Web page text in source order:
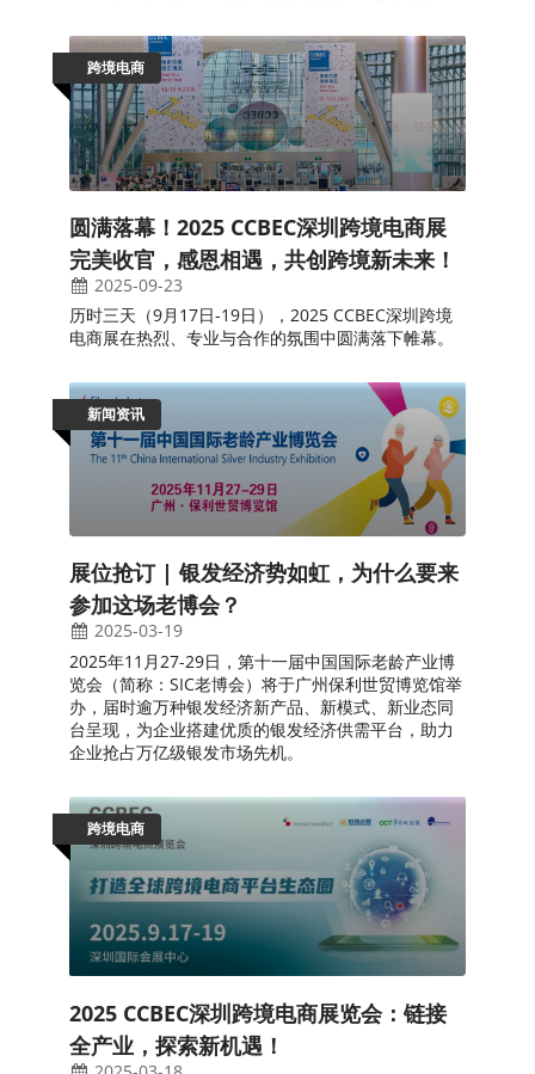
跨境电商
圆满落幕！2025 CCBEC深圳跨境电商展
完美收官，感恩相遇，共创跨境新未来！
2025-09-23
历时三天（9月17日-19日），2025 CCBEC深圳跨境
电商展在热烈、专业与合作的氛围中圆满落下帷幕。
新闻资讯
展位抢订 | 银发经济势如虹，为什么要来
参加这场老博会？
2025-03-19
2025年11月27-29日，第十一届中国国际老龄产业博
览会（简称：SIC老博会）将于广州保利世贸博览馆举
办，届时逾万种银发经济新产品、新模式、新业态同
台呈现，为企业搭建优质的银发经济供需平台，助力
企业抢占万亿级银发市场先机。
跨境电商
2025 CCBEC深圳跨境电商展览会：链接
全产业，探索新机遇！